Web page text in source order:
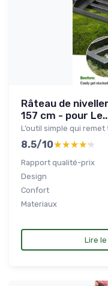
Râteau de
157 cm - pour
L’outil simple qui
8.5/10★★★★★
★★★★★
Rapport qualité-prix
Design
Confort
Materiaux
Lire